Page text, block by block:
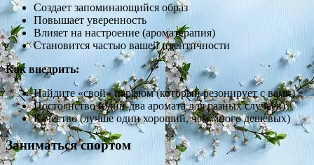
Создает запоминающийся образ
Повышает уверенность
Влияет на настроение (ароматерапия)
Становится частью вашей идентичности
Как внедрить:
Найдите «свой» парфюм (который резонирует с вами)
Постоянство (один-два аромата для разных случаев)
Качество (лучше один хороший, чем много дешевых)
Заниматься спортом